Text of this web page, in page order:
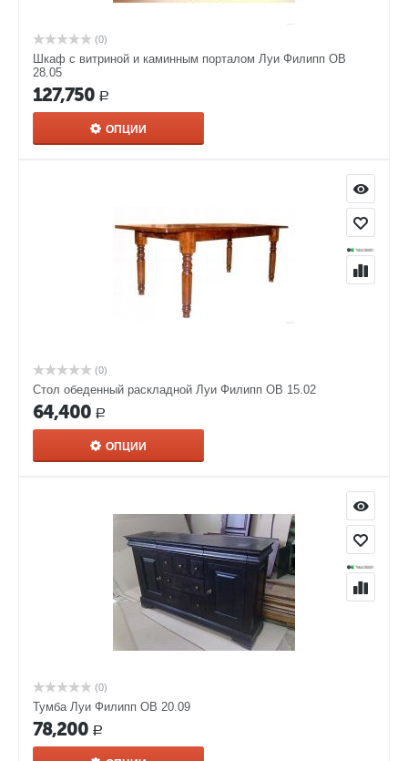
(0)
Шкаф с витриной и каминным порталом Луи Филипп ОВ
28.05
127,750 Р
ОПЦИИ
(0)
Стол обеденный раскладной Луи Филипп ОВ 15.02
64,400 Р
ОПЦИИ
(0)
Тумба Луи Филипп ОВ 20.09
78,200 Р